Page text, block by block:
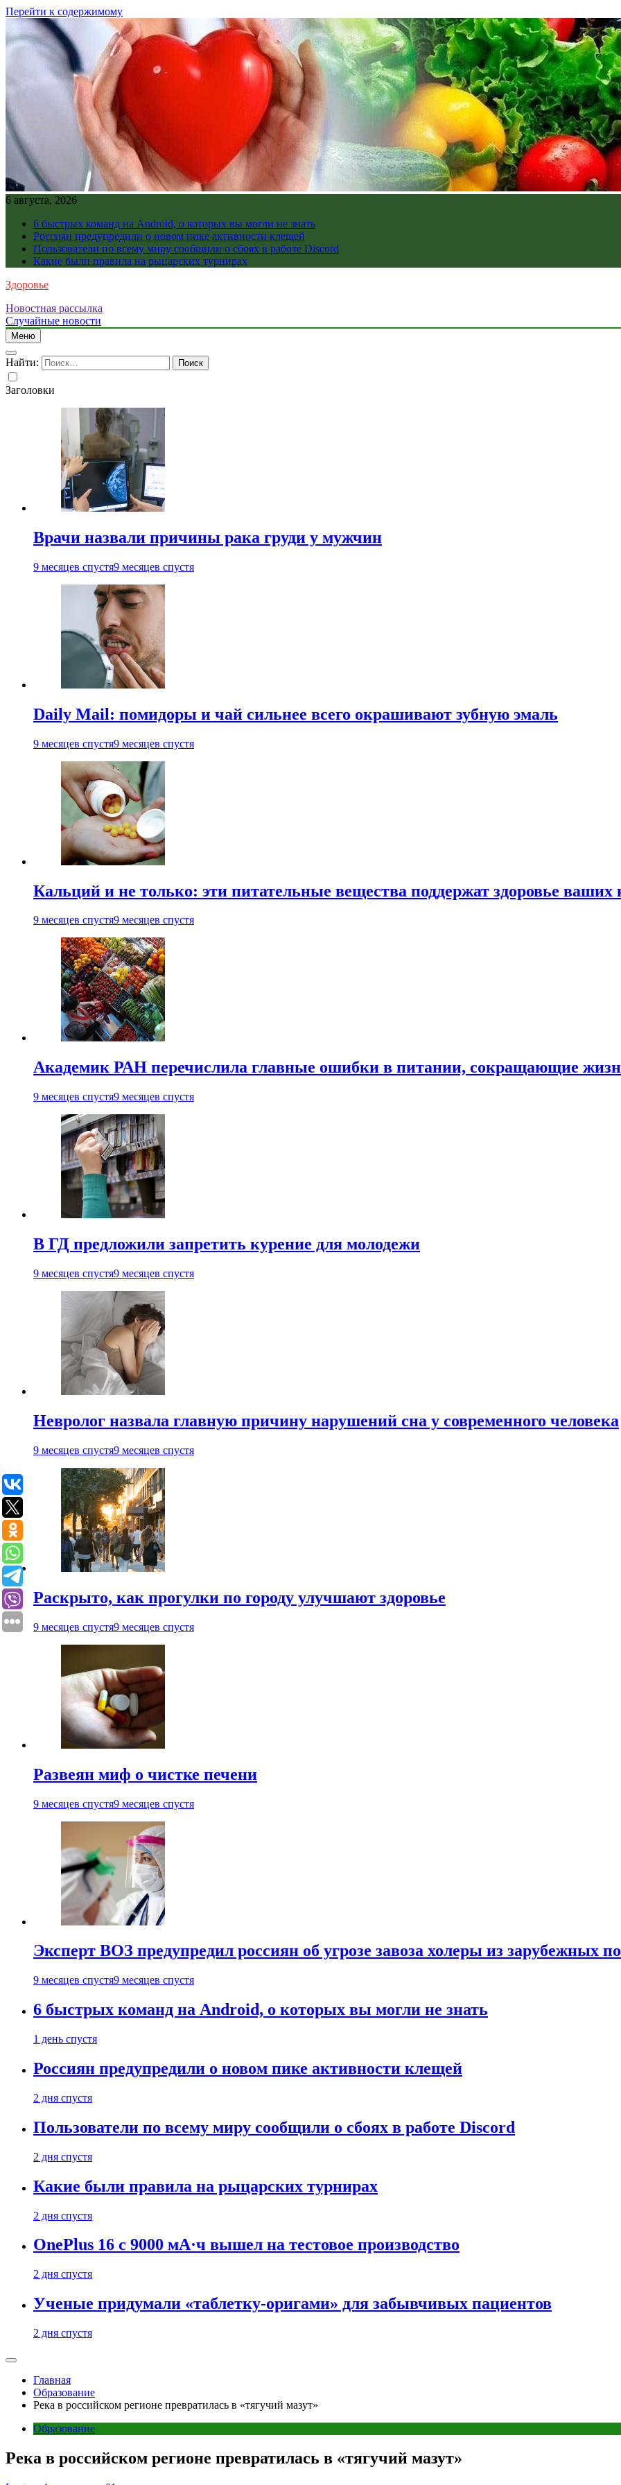
Перейти к содержимому
6 августа, 2026
6 быстрых команд на Android, о которых вы могли не знать
Россиян предупредили о новом пике активности клещей
Пользователи по всему миру сообщили о сбоях в работе Discord
Какие были правила на рыцарских турнирах
Здоровье
Новостная рассылка
Случайные новости
Меню
Найти:
Заголовки
Врачи назвали причины рака груди у мужчин
9 месяцев спустя9 месяцев спустя
Daily Mail: помидоры и чай сильнее всего окрашивают зубную эмаль
9 месяцев спустя9 месяцев спустя
Кальций и не только: эти питательные вещества поддержат здоровье ваших
9 месяцев спустя9 месяцев спустя
Академик РАН перечислила главные ошибки в питании, сокращающие
9 месяцев спустя9 месяцев спустя
В ГД предложили запретить курение для молодежи
9 месяцев спустя9 месяцев спустя
Невролог назвала главную причину нарушений сна у современного человека
9 месяцев спустя9 месяцев спустя
Раскрыто, как прогулки по городу улучшают здоровье
9 месяцев спустя9 месяцев спустя
Развеян миф о чистке печени
9 месяцев спустя9 месяцев спустя
Эксперт ВОЗ предупредил россиян об угрозе завоза холеры из зарубежных
9 месяцев спустя9 месяцев спустя
6 быстрых команд на Android, о которых вы могли не знать
1 день спустя
Россиян предупредили о новом пике активности клещей
2 дня спустя
Пользователи по всему миру сообщили о сбоях в работе Discord
2 дня спустя
Какие были правила на рыцарских турнирах
2 дня спустя
OnePlus 16 с 9000 мА·ч вышел на тестовое производство
2 дня спустя
Ученые придумали «таблетку-оригами» для забывчивых пациентов
2 дня спустя
Главная
Образование
Река в российском регионе превратилась в «тягучий мазут»
Образование
Река в российском регионе превратилась в «тягучий мазут»